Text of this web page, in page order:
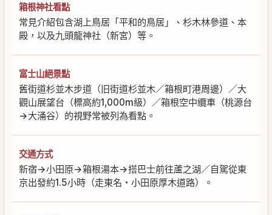
箱根神社看點
常見介紹包含湖上鳥居「平和的鳥居」、杉木林參道、本
殿，以及九頭龍神社（新宮）等。
富士山絕景點
舊街道杉並木步道（旧街道杉並木／箱根町港周邊）／大
觀山展望台（標高約1,000m級）／箱根空中纜車（桃源台
→大涌谷）的視野常被列為看點。
交通方式
新宿→小田原→箱根湯本→搭巴士前往蘆之湖／自駕從東
京出發約1.5小時（走東名・小田原厚木道路）。